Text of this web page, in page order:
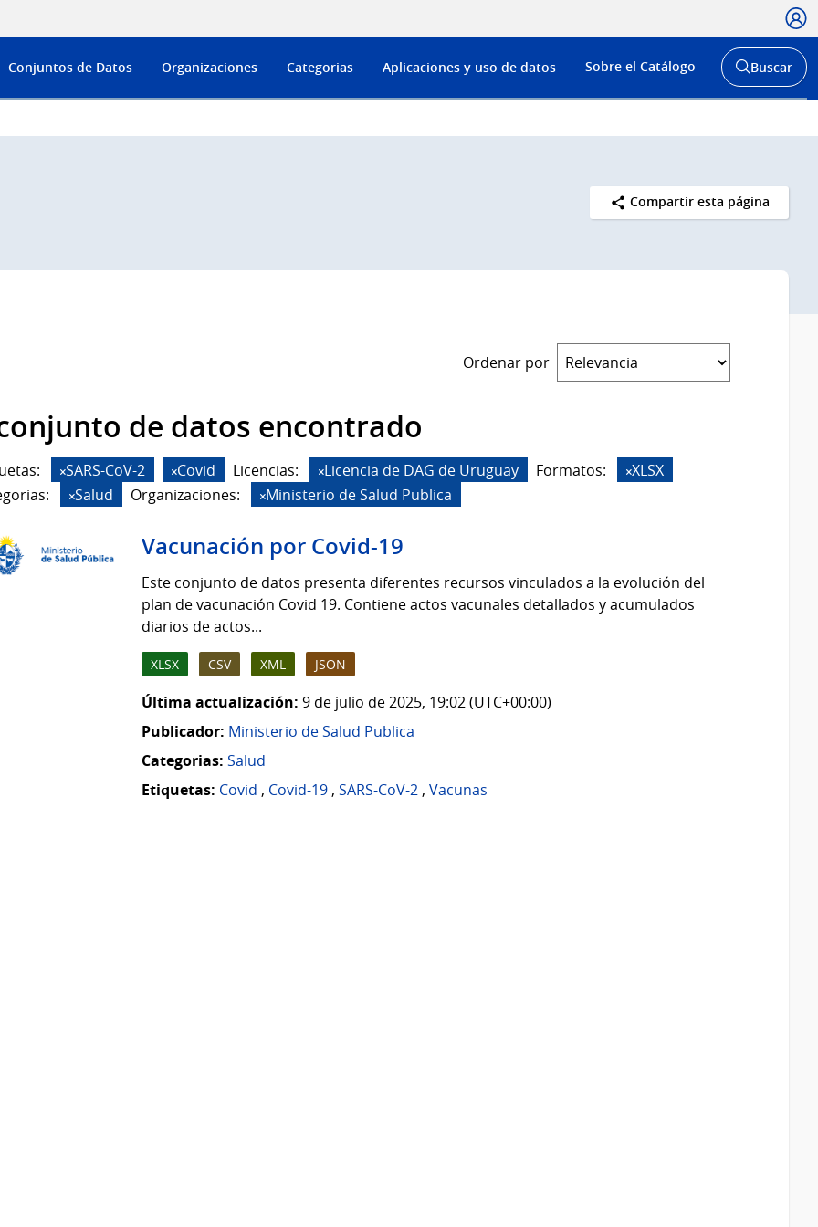
Menú
de
Conjuntos de Datos Organizaciones Categorias Aplicaciones y uso de datos Sobre el Catálogo
Abrir
buscador
Buscar
Compartir esta página
Ordenar por
de datos encontrado
SARS-CoV-2 Covid Licencias: Licencia de DAG de Uruguay Formatos:
XLSX
Salud Organizaciones: Ministerio de Salud Publica
Vacunación por Covid-19
Este conjunto de datos presenta diferentes recursos vinculados a la evolución del
plan de vacunación Covid 19. Contiene actos vacunales detallados y acumulados
diarios de actos...
XLSX CSV XML JSON
Última actualización: 9 de julio de 2025, 19:02 (UTC+00:00)
Publicador: Ministerio de Salud Publica
Categorias: Salud
Etiquetas: Covid , Covid-19, SARS-CoV-2, Vacunas